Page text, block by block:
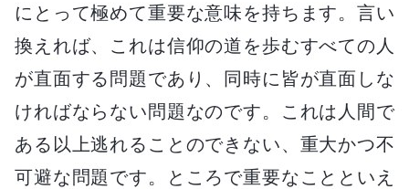
にとって極めて重要な意味を持ちます。言い
換えれば、これは信仰の道を歩むすべての人
が直面する問題であり、同時に皆が直面しな
ければならない問題なのです。これは人間で
ある以上逃れることのできない、重大かつ不
可避な問題です。ところで重要なことといえ